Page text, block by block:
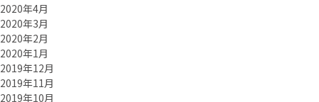
2020年4月
2020年3月
2020年2月
2020年1月
2019年12月
2019年11月
2019年10月